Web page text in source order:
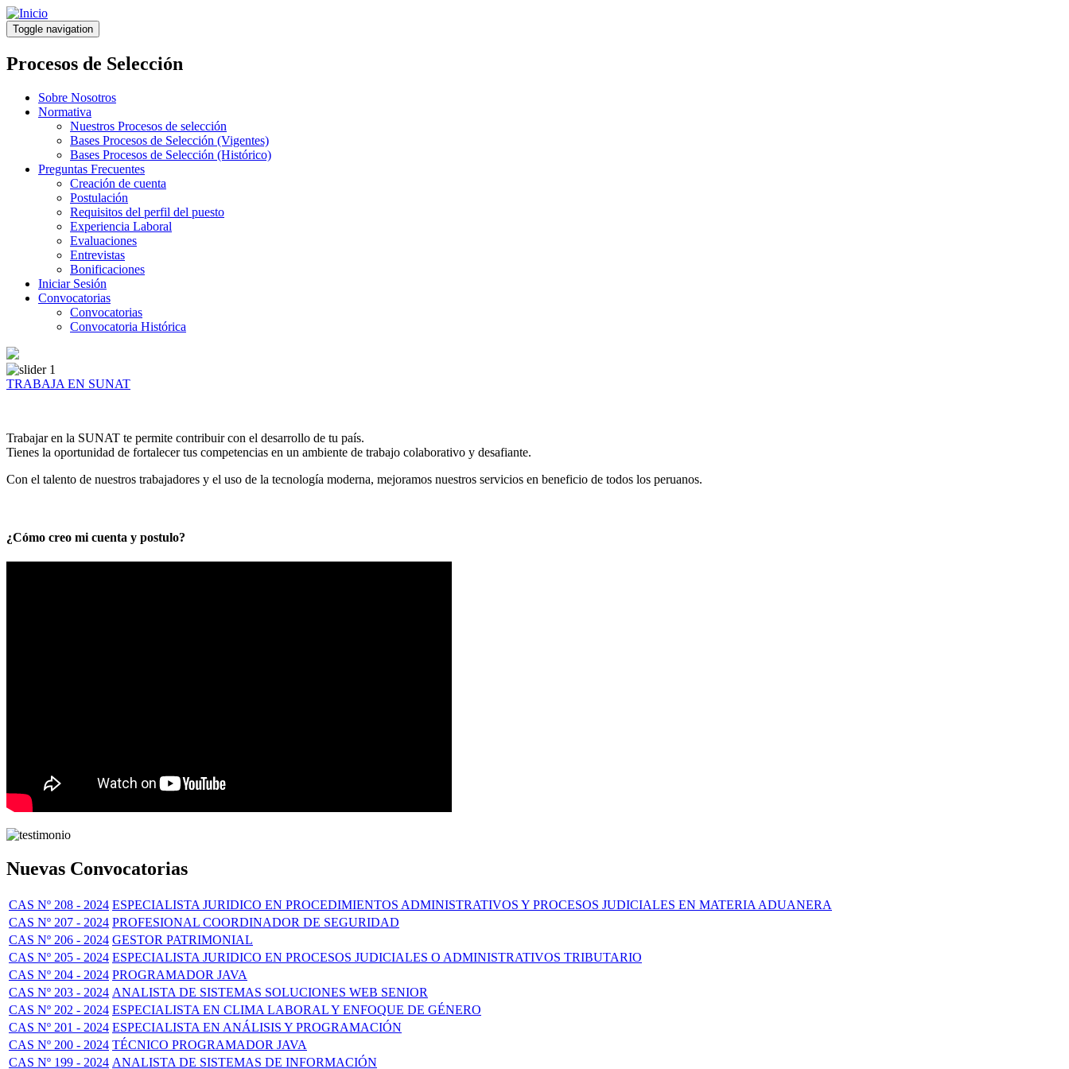
Pasar
al
contenido
principal
Toggle navigation
Procesos de Selección
Sobre Nosotros
Normativa
Nuestros Procesos de selección
Bases Procesos de Selección (Vigentes)
Bases Procesos de Selección (Histórico)
Preguntas Frecuentes
Creación de cuenta
Postulación
Requisitos del perfil del puesto
Experiencia Laboral
Evaluaciones
Entrevistas
Bonificaciones
Iniciar Sesión
Convocatorias
Convocatorias
Convocatoria Histórica
TRABAJA EN SUNAT
Trabajar en la SUNAT te permite contribuir con el desarrollo de tu país.
Tienes la oportunidad de fortalecer tus competencias en un ambiente de trabajo colaborativo y desafiante.
Con el talento de nuestros trabajadores y el uso de la tecnología moderna, mejoramos nuestros servicios en beneficio de todos los peruanos.
¿Cómo creo mi cuenta y postulo?
Nuevas Convocatorias
CAS Nº 208 - 2024 ESPECIALISTA JURIDICO EN PROCEDIMIENTOS ADMINISTRATIVOS Y PROCESOS JUDICIALES EN MATERIA ADUANERA
CAS Nº 207 - 2024 PROFESIONAL COORDINADOR DE SEGURIDAD
CAS Nº 206 - 2024 GESTOR PATRIMONIAL
CAS Nº 205 - 2024 ESPECIALISTA JURIDICO EN PROCESOS JUDICIALES O ADMINISTRATIVOS TRIBUTARIO
CAS Nº 204 - 2024 PROGRAMADOR JAVA
CAS Nº 203 - 2024 ANALISTA DE SISTEMAS SOLUCIONES WEB SENIOR
CAS Nº 202 - 2024 ESPECIALISTA EN CLIMA LABORAL Y ENFOQUE DE GÉNERO
CAS Nº 201 - 2024 ESPECIALISTA EN ANÁLISIS Y PROGRAMACIÓN
CAS Nº 200 - 2024 TÉCNICO PROGRAMADOR JAVA
CAS Nº 199 - 2024 ANALISTA DE SISTEMAS DE INFORMACIÓN